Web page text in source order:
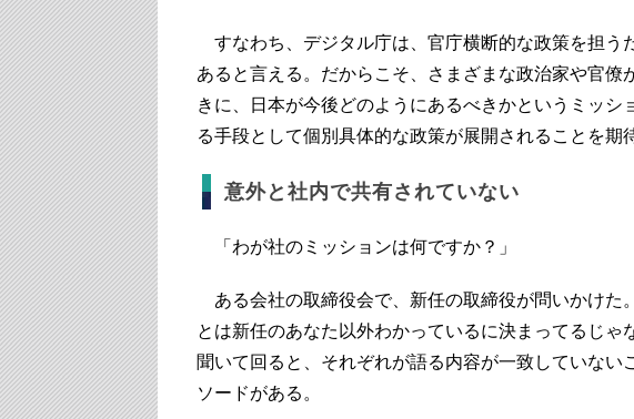
すなわち、デジタル庁は、官庁横断的な政策を担う
あると言える。だからこそ、さまざまな政治家や官僚
きに、日本が今後どのようにあるべきかというミッシ
る手段として個別具体的な政策が展開されることを期
意外と社内で共有されていない
「わが社のミッションは何ですか？」
ある会社の取締役会で、新任の取締役が問いかけた
とは新任のあなた以外わかっているに決まってるじゃ
聞いて回ると、それぞれが語る内容が一致していない
ソードがある。